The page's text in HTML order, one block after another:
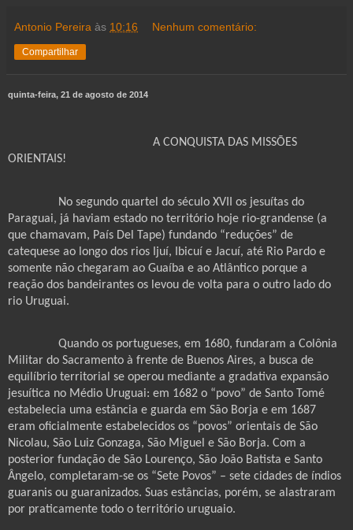
Antonio Pereira às 10:16 Nenhum comentário:
Compartilhar
quinta-feira, 21 de agosto de 2014
A CONQUISTA DAS MISSÕES
ORIENTAIS!
No segundo quartel do século XVII os jesuítas do
Paraguai, já haviam estado no território hoje rio-grandense (a
que chamavam, País Del Tape) fundando “reduções” de
catequese ao longo dos rios Ijuí, Ibicuí e Jacuí, até Rio Pardo e
somente não chegaram ao Guaíba e ao Atlântico porque a
reação dos bandeirantes os levou de volta para o outro lado do
rio Uruguai.
Quando os portugueses, em 1680, fundaram a Colônia
Militar do Sacramento à frente de Buenos Aires, a busca de
equilíbrio territorial se operou mediante a gradativa expansão
jesuítica no Médio Uruguai: em 1682 o “povo” de Santo Tomé
estabelecia uma estância e guarda em São Borja e em 1687
eram oficialmente estabelecidos os “povos” orientais de São
Nicolau, São Luiz Gonzaga, São Miguel e São Borja. Com a
posterior fundação de São Lourenço, São João Batista e Santo
Ângelo, completaram-se os “Sete Povos” – sete cidades de índios
guaranis ou guaranizados. Suas estâncias, porém, se alastraram
por praticamente todo o território uruguaio.